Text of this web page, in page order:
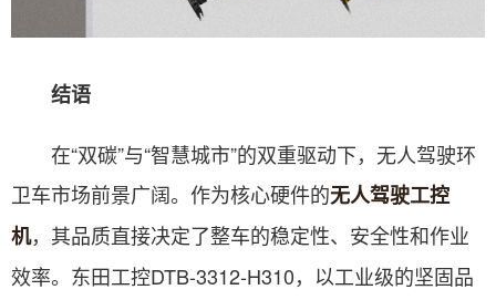
结语
在“双碳”与“智慧城市”的双重驱动下，无人驾驶环
卫车市场前景广阔。作为核心硬件的无人驾驶工控
机，其品质直接决定了整车的稳定性、安全性和作业
效率。东田工控DTB-3312-H310，以工业级的坚固品